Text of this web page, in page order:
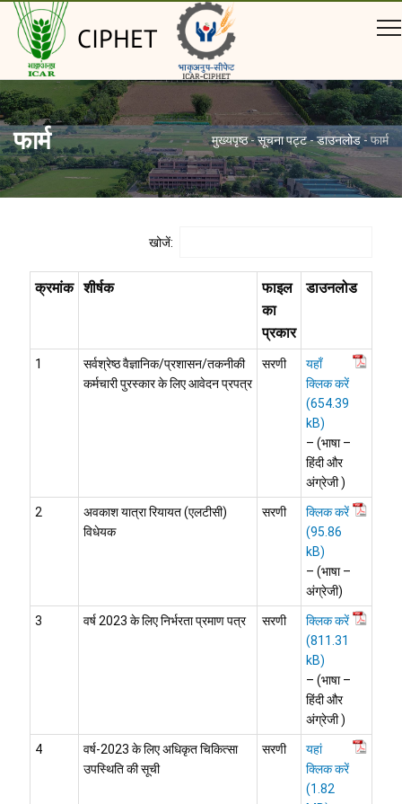
CIPHET
फार्म मुख्यपृष्ठ-सूचना पट्ट-डाउनलोड-फार्म
खोजें:
क्रमांक शीर्षक
फाइल
का
प्रकार
डाउनलोड
1
सर्वश्रेष्ठ वैज्ञानिक/प्रशासन/तकनीकी
कर्मचारी पुरस्कार के लिए आवेदन प्रपत्र
सरणी
यहाँ
क्लिक करें
– (भाषा –
हिंदी और
अंग्रेजी )
2
अवकाश यात्रा रियायत (एलटीसी)
विधेयक
सरणी क्लिक करें
– (भाषा –
अंग्रेजी)
3 वर्ष 2023 के लिए निर्भरता प्रमाण पत्र सरणी क्लिक करें
– (भाषा –
हिंदी और
अंग्रेजी )
4
वर्ष-2023 के लिए अधिकृत चिकित्सा
उपस्थिति की सूची
सरणी
यहां
क्लिक करें